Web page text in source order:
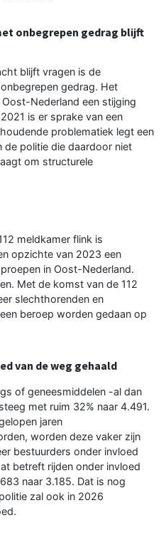
onbegrepen gedrag blijft
blijft vragen is de
gedrag. Het
Nederland een stijging
is er sprake van een
problematiek legt een
politie die daardoor niet
om structurele
meldkamer flink is
opzichte van 2023 een
in Oost-Nederland.
Met de komst van de 112
slechthorenden en
beroep worden gedaan op
van de weg gehaald
of geneesmiddelen -al dan
met ruim 32% naar 4.491.
jaren
worden deze vaker zijn
bestuurders onder invloed
betreft rijden onder invloed
naar 3.185. Dat is nog
zal ook in 2026